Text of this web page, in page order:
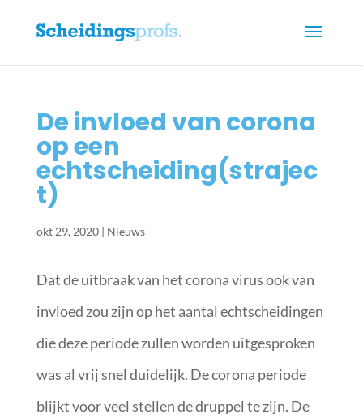
De invloed van corona
op een
echtscheiding(strajec
t)
okt 29, 2020| Nieuws
Dat de uitbraak van het corona virus ook van
invloed zou zijn op het aantal echtscheidingen
die deze periode zullen worden uitgesproken
was al vrij snel duidelijk. De corona periode
blijkt voor veel stellen de druppel te zijn. De